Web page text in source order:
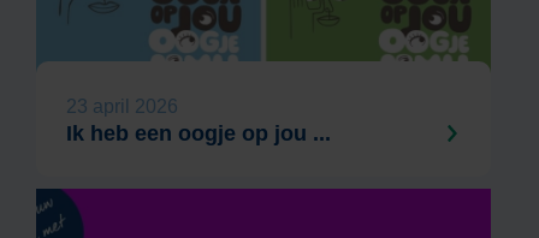
23 april 2026
Ik heb een oogje op jou ...